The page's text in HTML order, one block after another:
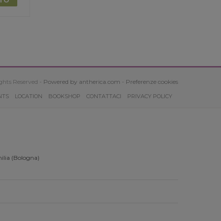
Reserved - Powered by antherica.com - Preferenze cookies
LOCATION BOOKSHOP CONTATTACI PRIVACY POLICY
(Bologna)